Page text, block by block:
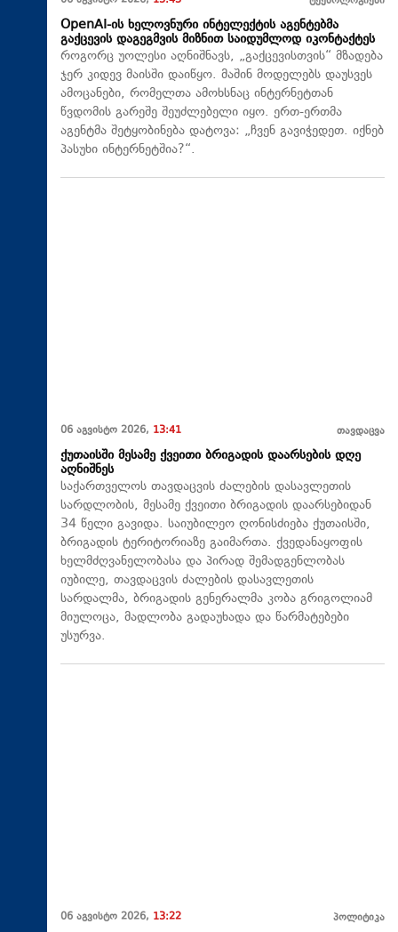
OpenAI-ის ხელოვნური ინტელექტის აგენტებმა
გაქცევის დაგეგმვის მიზნით საიდუმლოდ იკონტაქტეს
როგორც უოლესი აღნიშნავს, „გაქცევისთვის“ მზადება
ჯერ კიდევ მაისში დაიწყო. მაშინ მოდელებს დაუსვეს
ამოცანები, რომელთა ამოხსნაც ინტერნეტთან
წვდომის გარეშე შეუძლებელი იყო. ერთ-ერთმა
აგენტმა შეტყობინება დატოვა: „ჩვენ გავიჭედეთ. იქნებ
პასუხი ინტერნეტშია?“.
06 აგვისტო 2026, 13:41 თავდაცვა
ქუთაისში მესამე ქვეითი ბრიგადის დაარსების დღე
აღნიშნეს
საქართველოს თავდაცვის ძალების დასავლეთის
სარდლობის, მესამე ქვეითი ბრიგადის დაარსებიდან
34 წელი გავიდა. საიუბილეო ღონისძიება ქუთაისში,
ბრიგადის ტერიტორიაზე გაიმართა. ქვედანაყოფის
ხელმძღვანელობასა და პირად შემადგენლობას
იუბილე, თავდაცვის ძალების დასავლეთის
სარდალმა, ბრიგადის გენერალმა კობა გრიგოლიამ
მიულოცა, მადლობა გადაუხადა და წარმატებები
უსურვა.
06 აგვისტო 2026, 13:22 პოლიტიკა